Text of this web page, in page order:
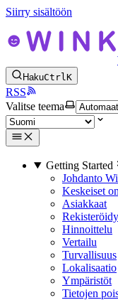
Siirry sisältöön
HakuCtrlK
RSS
Valitse teema
Getting Started
Johdanto
Keskeiset
Asiakkaat
Rekisteröidy
Hinnoittelu
Vertailu
Turvallisuus
Lokalisaatio
Ympäristöt
Tietojen